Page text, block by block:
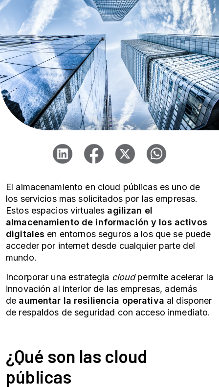
El almacenamiento en cloud públicas es uno de
los servicios mas solicitados por las empresas.
Estos espacios virtuales agilizan el
almacenamiento de información y los activos
digitales en entornos seguros a los que se puede
acceder por internet desde cualquier parte del
mundo.
Incorporar una estrategia cloud permite acelerar la
innovación al interior de las empresas, además
de aumentar la resiliencia operativa al disponer
de respaldos de seguridad con acceso inmediato.
¿Qué son las cloud
públicas